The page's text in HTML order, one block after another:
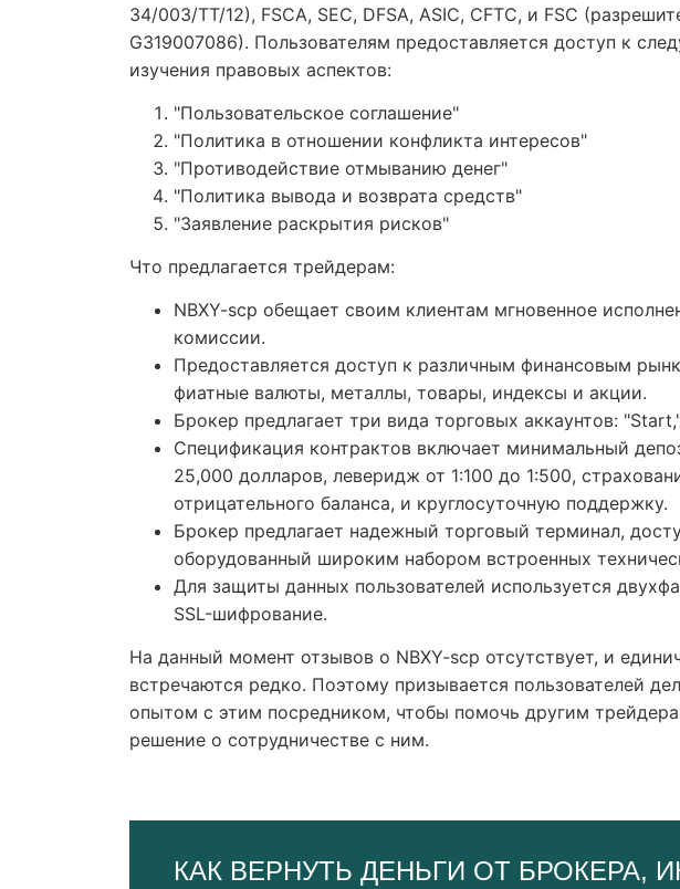
34/003/TT/12), FSCA, SEC, DFSA, ASIC, CFTC, и FSC
G319007086). Пользователям предоставляется доступ к
изучения правовых аспектов:
"Пользовательское соглашение"
"Политика в отношении конфликта интересов"
"Противодействие отмыванию денег"
"Политика вывода и возврата средств"
"Заявление раскрытия рисков"
Что предлагается трейдерам:
NBXY-scp обещает своим клиентам мгновенное
комиссии.
Предоставляется доступ к различным финансовым
фиатные валюты, металлы, товары, индексы и акции.
Брокер предлагает три вида торговых аккаунтов:
Спецификация контрактов включает минимальный
25,000 долларов, леверидж от 1:100 до 1:500,
отрицательного баланса, и круглосуточную поддержку.
Брокер предлагает надежный торговый терминал,
оборудованный широким набором встроенных
Для защиты данных пользователей используется
SSL-шифрование.
На данный момент отзывов о NBXY-scp отсутствует, и
встречаются редко. Поэтому призывается пользователей
опытом с этим посредником, чтобы помочь другим
решение о сотрудничестве с ним.
КАК ВЕРНУТЬ ДЕНЬГИ ОТ БРОКЕРА,